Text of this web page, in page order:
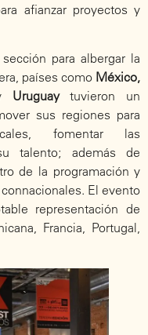
afianzar proyectos y
para albergar la
países como México,
Uruguaytuvieron un
sus regiones para
fomentar las
talento; además de
de la programación y
El evento
representación de
Francia, Portugal,